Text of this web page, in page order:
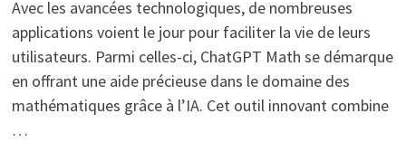
Avec les avancées technologiques, de nombreuses
applications voient le jour pour faciliter la vie de leurs
utilisateurs. Parmi celles-ci, ChatGPT Math se démarque
en offrant une aide précieuse dans le domaine des
mathématiques grâce à l’IA. Cet outil innovant combine
…